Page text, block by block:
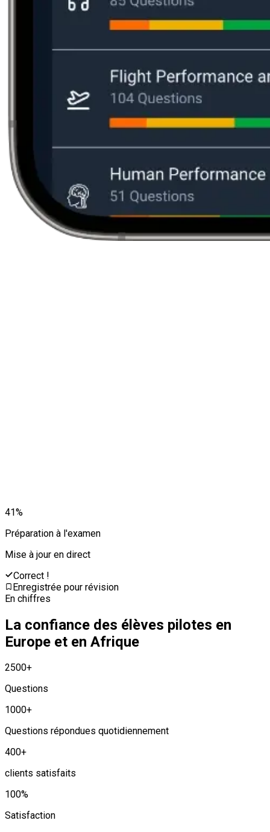
41%
Préparation à l'examen
Mise à jour en direct
Correct !
Enregistrée pour révision
En chiffres
La confiance des élèves pilotes en
Europe et en Afrique
2500+
Questions
1000+
Questions répondues quotidiennement
400+
clients satisfaits
100%
Satisfaction